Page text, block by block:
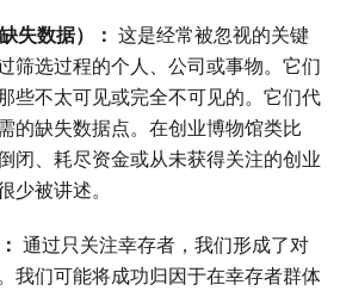
失数据）： 这是经常被忽视的关键
筛选过程的个人、公司或事物。它们
些不太可见或完全不可见的。它们代
的缺失数据点。在创业博物馆类比
闭、耗尽资金或从未获得关注的创业
被讲述。
通过只关注幸存者，我们形成了对
我们可能将成功归因于在幸存者群体